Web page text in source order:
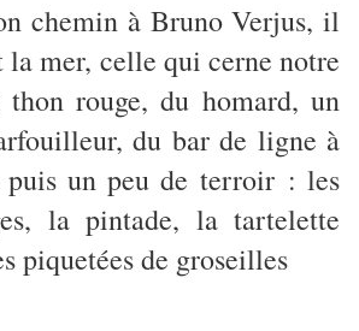
chemin à Bruno Verjus, il
la mer, celle qui cerne notre
rouge, du homard, un
du bar de ligne à
un peu de terroir : les
la pintade, la tartelette
piquetées de groseilles